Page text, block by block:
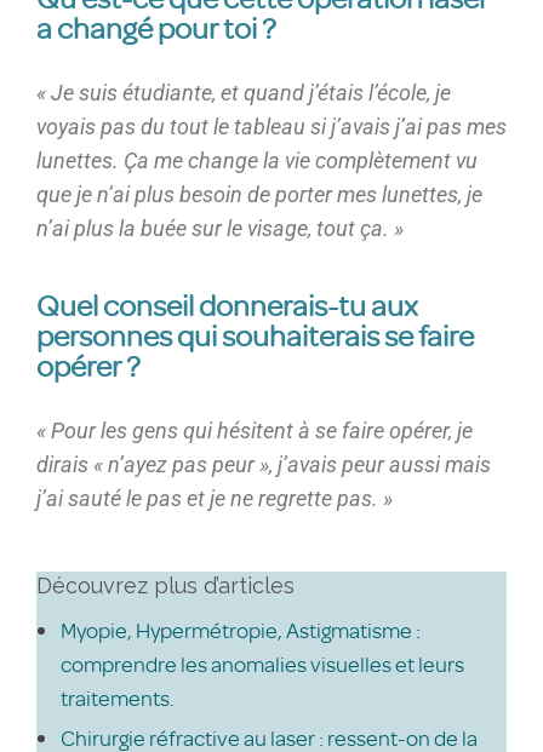
a changé pour toi ?
« Je suis étudiante, et quand j’étais l’école, je
voyais pas du tout le tableau si j’avais j’ai pas mes
lunettes. Ça me change la vie complètement vu
que je n’ai plus besoin de porter mes lunettes, je
n’ai plus la buée sur le visage, tout ça. »
Quel conseil donnerais-tu aux
personnes qui souhaiterais se faire
opérer ?
« Pour les gens qui hésitent à se faire opérer, je
dirais « n’ayez pas peur », j’avais peur aussi mais
j’ai sauté le pas et je ne regrette pas. »
Découvrez plus d’articles
Myopie, Hypermétropie, Astigmatisme :
comprendre les anomalies visuelles et leurs
traitements.
Chirurgie réfractive au laser : ressent-on de la